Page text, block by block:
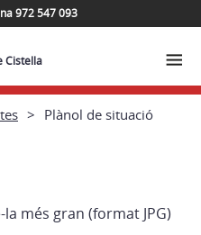
972 547 093
Cistella
Plànol de situació
més gran (format JPG)